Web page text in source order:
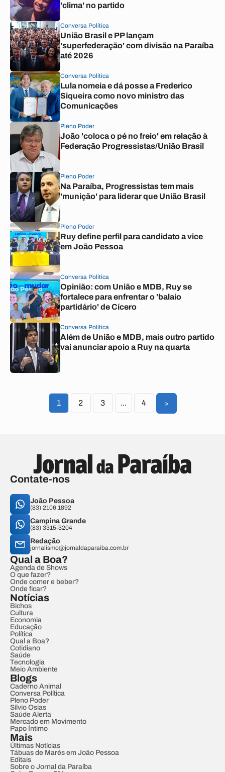
'clima' no partido
Conversa Política
União Brasil e PP lançam
'superfederação' com divisão na Paraíba
até 2026
Conversa Política
Lula nomeia e dá posse a Frederico
Siqueira como novo ministro das
Comunicações
Pleno Poder
João 'coloca o pé no freio' em relação à
Federação Progressistas/União Brasil
Pleno Poder
Na Paraíba, Progressistas tem mais
'munição' para liderar que União Brasil
Pleno Poder
Ruy define perfil para candidato a vice
em João Pessoa
Conversa Política
Opinião: com União e MDB, Ruy se
fortalece para enfrentar o 'balaio
partidário' de Cícero
Conversa Política
Além de União e MDB, mais outro partido
vai anunciar apoio a Ruy na quarta
1 2 3 ... 4 >
Contate-nos
João Pessoa
(83) 2106.1892
Campina Grande
(83) 3315-3204
Redação
jornalismo@jornaldaparaiba.com.br
Qual a Boa?
Agenda de Shows
O que fazer?
Onde comer e beber?
Onde ficar?
Notícias
Bichos
Cultura
Economia
Educação
Política
Qual a Boa?
Cotidiano
Saúde
Tecnologia
Meio Ambiente
Blogs
Caderno Animal
Conversa Política
Pleno Poder
Sílvio Osias
Saúde Alerta
Mercado em Movimento
Papo Íntimo
Mais
Últimas Notícias
Tábuas de Marés em João Pessoa
Editais
Sobre o Jornal da Paraíba